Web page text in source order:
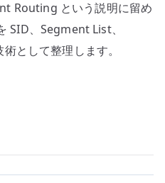
Routing という説明に留め
SID、Segment List、
として整理します。